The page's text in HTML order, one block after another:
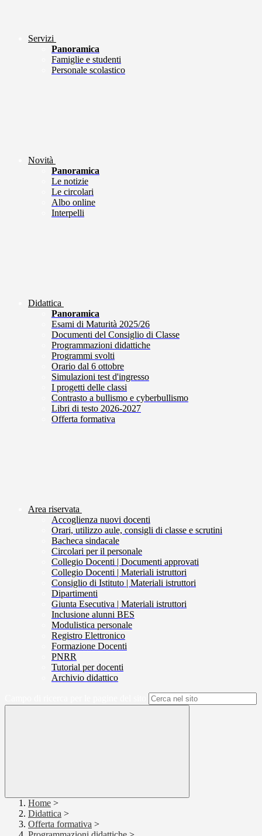
Servizi
Panoramica
Famiglie e studenti
Personale scolastico
Novità
Panoramica
Le notizie
Le circolari
Albo online
Interpelli
Didattica
Panoramica
Esami di Maturità 2025/26
Documenti del Consiglio di Classe
Programmazioni didattiche
Programmi svolti
Orario dal 6 ottobre
Simulazioni test d'ingresso
I progetti delle classi
Contrasto a bullismo e cyberbullismo
Libri di testo 2026-2027
Offerta formativa
Area riservata
Accoglienza nuovi docenti
Orari, utilizzo aule, consigli di classe e scrutini
Bacheca sindacale
Circolari per il personale
Collegio Docenti | Documenti approvati
Collegio Docenti | Materiali istruttori
Consiglio di Istituto | Materiali istruttori
Dipartimenti
Giunta Esecutiva | Materiali istruttori
Inclusione alunni BES
Modulistica personale
Registro Elettronico
Formazione Docenti
PNRR
Tutorial per docenti
Archivio didattico
Home >
Didattica >
Offerta formativa >